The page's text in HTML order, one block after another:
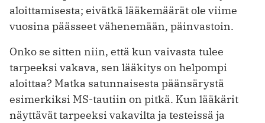
aloittamisesta; eivätkä lääkemäärät ole viime
vuosina päässeet vähenemään, päinvastoin.
Onko se sitten niin, että kun vaivasta tulee
tarpeeksi vakava, sen lääkitys on helpompi
aloittaa? Matka satunnaisesta päänsärystä
esimerkiksi MS-tautiin on pitkä. Kun lääkärit
näyttävät tarpeeksi vakavilta ja testeissä ja